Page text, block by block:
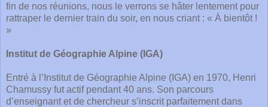
fin de nos réunions, nous le verrons se hâter lentement pour
rattraper le dernier train du soir, en nous criant : « À bientôt !
»
Institut de Géographie Alpine (IGA)
Entré à l’Institut de Géographie Alpine (IGA) en 1970, Henri
Chamussy fut actif pendant 40 ans. Son parcours
d’enseignant et de chercheur s’inscrit parfaitement dans